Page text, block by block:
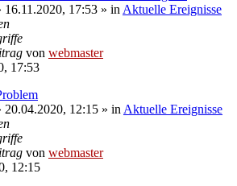
17:53 » in Aktuelle Ereignisse
von webmaster
17:53
12:15 » in Aktuelle Ereignisse
von webmaster
12:15